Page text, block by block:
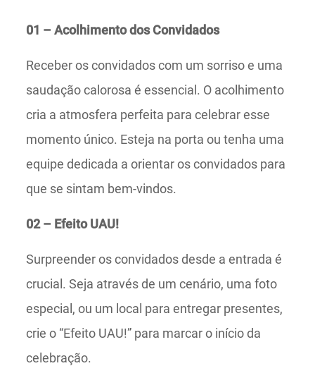
01 – Acolhimento dos Convidados
Receber os convidados com um sorriso e uma
saudação calorosa é essencial. O acolhimento
cria a atmosfera perfeita para celebrar esse
momento único. Esteja na porta ou tenha uma
equipe dedicada a orientar os convidados para
que se sintam bem-vindos.
02 – Efeito UAU!
Surpreender os convidados desde a entrada é
crucial. Seja através de um cenário, uma foto
especial, ou um local para entregar presentes,
crie o “Efeito UAU!” para marcar o início da
celebração.